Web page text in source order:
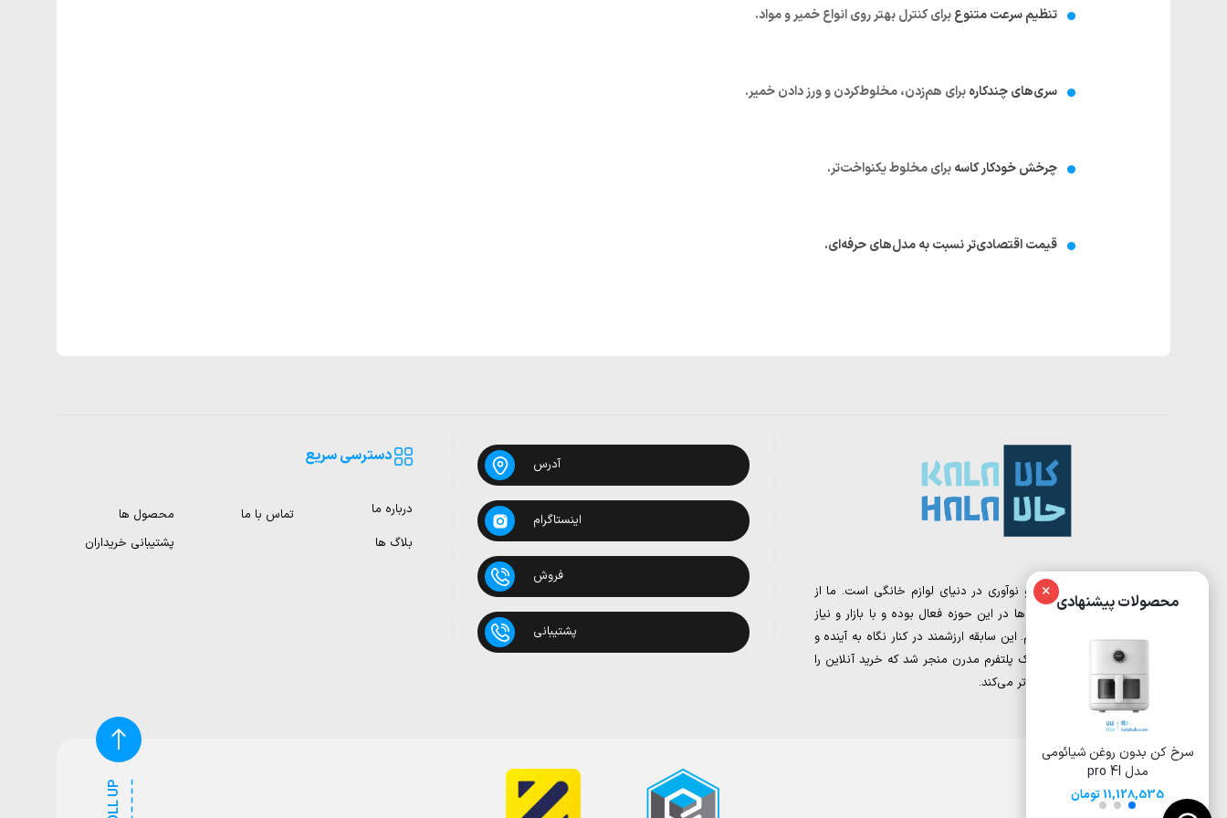
× محصولات پیشنهادی
سرخ کن بدون روغن 8 لیتری
شیائومی مدل Deerma
DEM-KZ150W
17,000,000 تومان
تنظیم سرعت متنوعبرای کنترل بهتر روی انواع خمیر و مواد.
سری‌های چندکارهبرای هم‌زدن، مخلوط‌کردن و ورز دادن خمیر.
چرخش خودکار کاسهبرای مخلوط یکنواخت‌تر.
قیمت اقتصادی‌تر نسبت به مدل‌های حرفه‌ای.
کالا حالا، نقطه تلاقی تجربه و نوآوری در دنیای لوازم خانگی است. ما از
تیمی تشکیل شده‌ایم که سال‌ها در این حوزه فعال بوده و با بازار و نیاز
مشتریان به‌خوبی آشنا هستیم. این سابقه ارزشمند در کنار نگاه به آینده و
دیجیتال مارکتینگ، به خلق یک پلتفرم مدرن منجر شد که خرید آنلاین را
برای شما ساده‌تر و هوشمندانه‌تر می‌کند.
آدرس
اینستاگرام
فروش
پشتیبانی
دسترسی سریع
درباره ما تماس با ما
محصول ها
بلاگ ها
پشتیبانی خریداران